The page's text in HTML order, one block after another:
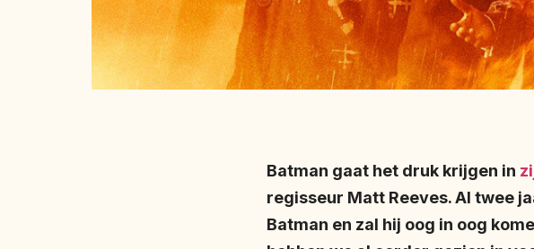
Batman gaat het druk krijgen in
regisseur Matt Reeves. Al twee
Batman en zal hij oog in oog